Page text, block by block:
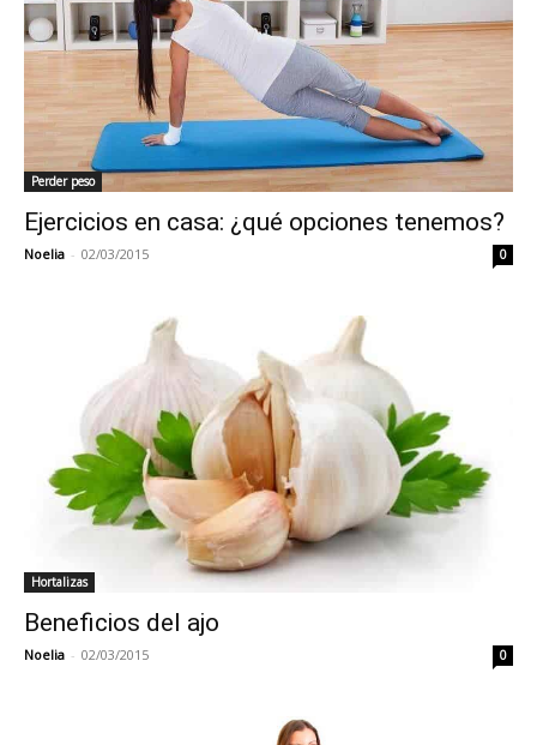
Perder peso
Ejercicios en casa: ¿qué opciones tenemos?
Noelia - 02/03/2015 0
Hortalizas
Beneficios del ajo
Noelia - 02/03/2015 0